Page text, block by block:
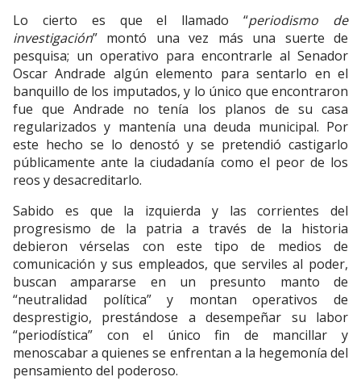
Lo cierto es que el llamado “periodismo de
investigación” montó una vez más una suerte de
pesquisa; un operativo para encontrarle al Senador
Oscar Andrade algún elemento para sentarlo en el
banquillo de los imputados, y lo único que encontraron
fue que Andrade no tenía los planos de su casa
regularizados y mantenía una deuda municipal. Por
este hecho se lo denostó y se pretendió castigarlo
públicamente ante la ciudadanía como el peor de los
reos y desacreditarlo.
Sabido es que la izquierda y las corrientes del
progresismo de la patria a través de la historia
debieron vérselas con este tipo de medios de
comunicación y sus empleados, que serviles al poder,
buscan ampararse en un presunto manto de
“neutralidad política” y montan operativos de
desprestigio, prestándose a desempeñar su labor
“periodística” con el único fin de mancillar y
menoscabar a quienes se enfrentan a la hegemonía del
pensamiento del poderoso.